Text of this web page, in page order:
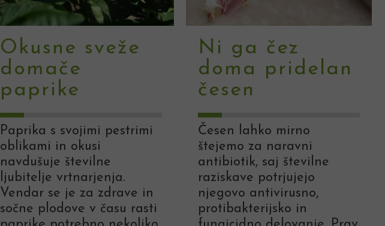
Okusne sveže
domače
paprike
Paprika s svojimi pestrimi
oblikami in okusi
navdušuje številne
ljubitelje vrtnarjenja.
Vendar se je za zdrave in
sočne plodove v času rasti
Ni ga čez
doma pridelan
česen
Česen lahko mirno
štejemo za naravni
antibiotik, saj številne
raziskave potrjujejo
njegovo antivirusno,
protibakterijsko in